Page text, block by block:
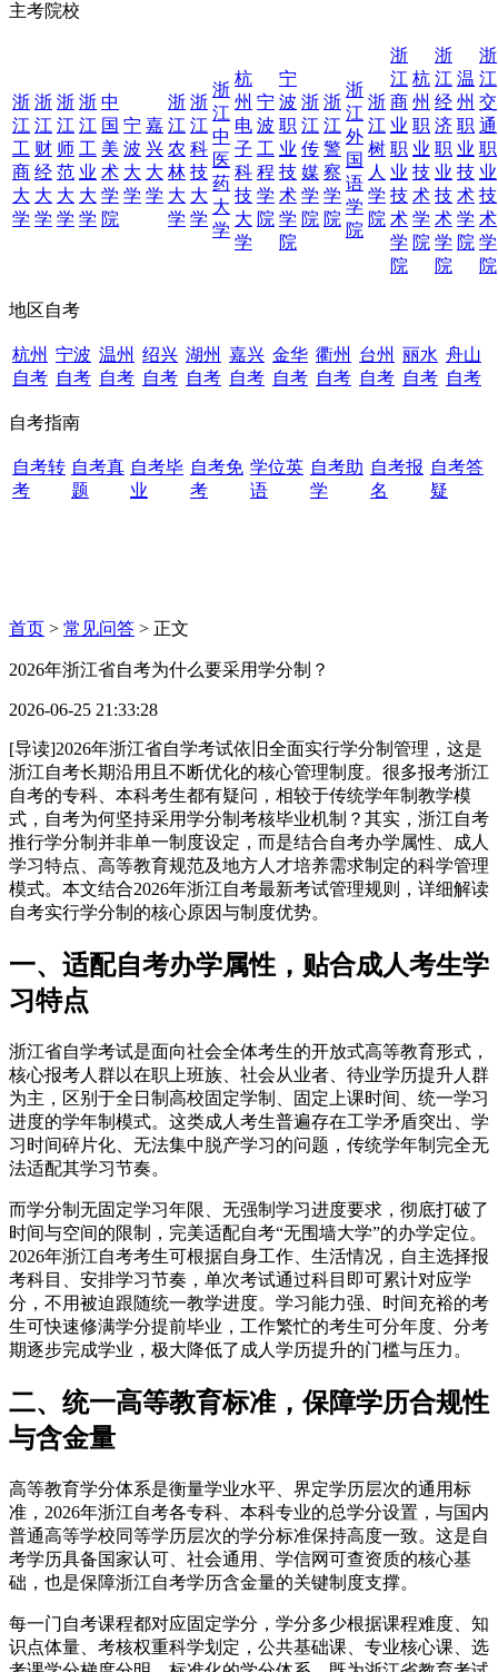
主考院校
浙
江
工
商
大
学
浙
江
财
经
大
学
浙
江
师
范
大
学
浙
江
工
业
大
学
中
国
美
术
学
院
宁
波
大
学
嘉
兴
大
学
浙
江
农
林
大
学
浙
江
科
技
大
学
浙
江
中
医
药
大
学
杭
州
电
子
科
技
大
学
宁
波
工
程
学
院
宁
波
职
业
技
术
学
院
浙
江
传
媒
学
院
浙
江
警
察
学
院
浙
江
外
国
语
学
院
浙
江
树
人
学
院
浙
江
商
业
职
业
技
术
学
院
杭
州
职
业
技
术
学
院
浙
江
经
济
职
业
技
术
学
院
温
州
职
业
技
术
学
院
浙
江
交
通
职
业
技
术
学
院
地区自考
杭州
自考
宁波
自考
温州
自考
绍兴
自考
湖州
自考
嘉兴
自考
金华
自考
衢州
自考
台州
自考
丽水
自考
舟山
自考
自考指南
自考转
考
自考真
题
自考毕
业
自考免
考
学位英
语
自考助
学
自考报
名
自考答
疑
首页 > 常见问答 > 正文
2026年浙江省自考为什么要采用学分制？
2026-06-25 21:33:28
[导读]2026年浙江省自学考试依旧全面实行学分制管理，这是
浙江自考长期沿用且不断优化的核心管理制度。很多报考浙江
自考的专科、本科考生都有疑问，相较于传统学年制教学模
式，自考为何坚持采用学分制考核毕业机制？其实，浙江自考
推行学分制并非单一制度设定，而是结合自考办学属性、成人
学习特点、高等教育规范及地方人才培养需求制定的科学管理
模式。本文结合2026年浙江自考最新考试管理规则，详细解读
自考实行学分制的核心原因与制度优势。
一、适配自考办学属性，贴合成人考生学
习特点
浙江省自学考试是面向社会全体考生的开放式高等教育形式，
核心报考人群以在职上班族、社会从业者、待业学历提升人群
为主，区别于全日制高校固定学制、固定上课时间、统一学习
进度的学年制模式。这类成人考生普遍存在工学矛盾突出、学
习时间碎片化、无法集中脱产学习的问题，传统学年制完全无
法适配其学习节奏。
而学分制无固定学习年限、无强制学习进度要求，彻底打破了
时间与空间的限制，完美适配自考“无围墙大学”的办学定位。
2026年浙江自考考生可根据自身工作、生活情况，自主选择报
考科目、安排学习节奏，单次考试通过科目即可累计对应学
分，不用被迫跟随统一教学进度。学习能力强、时间充裕的考
生可快速修满学分提前毕业，工作繁忙的考生可分年度、分考
期逐步完成学业，极大降低了成人学历提升的门槛与压力。
二、统一高等教育标准，保障学历合规性
与含金量
高等教育学分体系是衡量学业水平、界定学历层次的通用标
准，2026年浙江自考各专科、本科专业的总学分设置，与国内
普通高等学校同等学历层次的学分标准保持高度一致。这是自
考学历具备国家认可、社会通用、学信网可查资质的核心基
础，也是保障浙江自考学历含金量的关键制度支撑。
每一门自考课程都对应固定学分，学分多少根据课程难度、知
识点体量、考核权重科学划定，公共基础课、专业核心课、选